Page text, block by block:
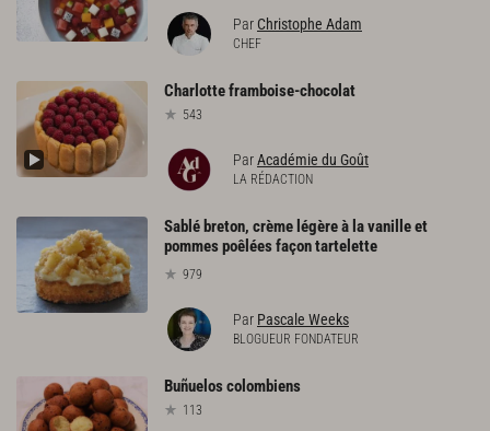
Par Christophe Adam
CHEF
Charlotteframboise-chocolat
543
ParAcadémie du Goût
LA RÉDACTION
Sablé breton, crème légère à la vanille et
pommes poêlées façon tartelette
979
Par Pascale Weeks
BLOGUEUR FONDATEUR
Buñueloscolombiens
113